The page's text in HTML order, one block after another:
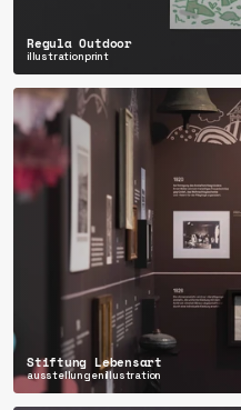
Regula Outdoor
illustrationprint
Stiftung Lebensart
ausstellungenillustration